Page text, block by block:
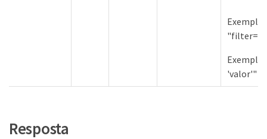
Exemplo
'valor'"
Resposta